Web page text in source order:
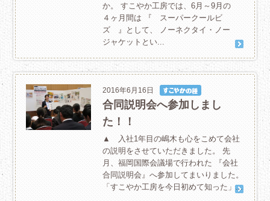
か。 すこやか工房では、6月～9月の
４ヶ月間は 『 スーパークールビ
ズ 』として、 ノーネクタイ・ノー
ジャケットとい...
2016年6月16日
合同説明会へ参加しまし
た！！
▲ 入社1年目の嶋木も心をこめて会社
の説明をさせていただきました。 先
月、福岡国際会議場で行われた 『会社
合同説明会』へ参加してまいりました。
「すこやか工房を今日初めて知った」...